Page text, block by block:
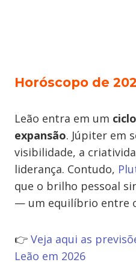
Horóscopo de
Leão entra em um
expansão. Júpiter em
visibilidade, a
liderança. Contudo,
que o brilho pessoal
— um equilíbrio entre o
👉 Veja aqui as
Leão em 2026